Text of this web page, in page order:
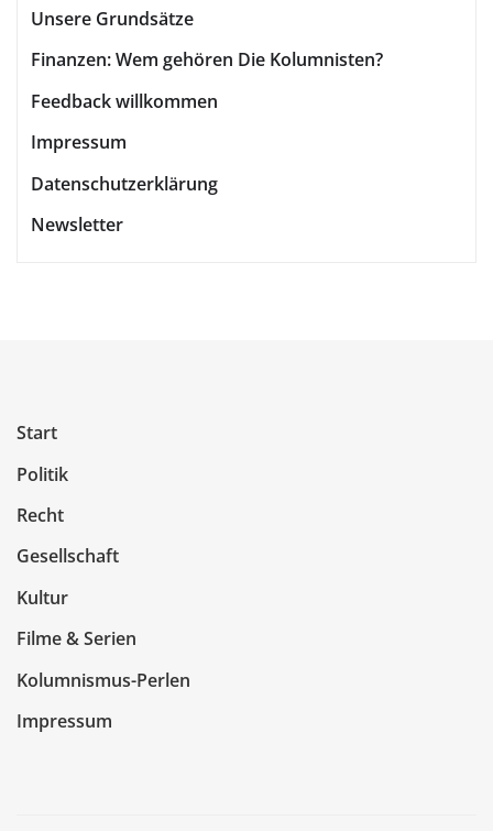
Unsere Grundsätze
Finanzen: Wem gehören Die Kolumnisten?
Feedback willkommen
Impressum
Datenschutzerklärung
Newsletter
Start
Politik
Recht
Gesellschaft
Kultur
Filme & Serien
Kolumnismus-Perlen
Impressum